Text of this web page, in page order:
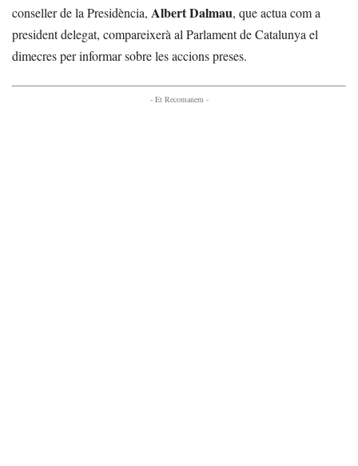
conseller de la Presidència, Albert Dalmau, que actua com a
president delegat, compareixerà al Parlament de Catalunya el
dimecres per informar sobre les accions preses.
- Et Recomanem -